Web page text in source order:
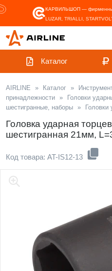
КАРВИЛЬШОП —
LUZAR, TRIALLI,
Каталог
AIRLINE » Каталог »
принадлежности » Головки
шестигранные, наборы » Головки
Головка ударная
шестигранная 21мм,
Код товара: AT-IS12-13